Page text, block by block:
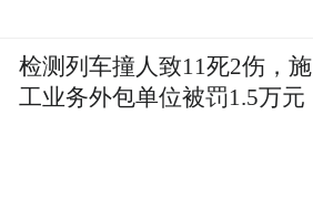
检测列车撞人致11死2伤，施
工业务外包单位被罚1.5万元